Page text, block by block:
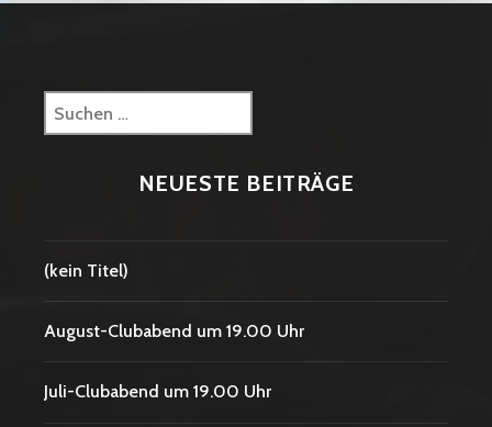
Suchen
nach:
NEUESTE BEITRÄGE
(kein Titel)
August-Clubabend um 19.00 Uhr
Juli-Clubabend um 19.00 Uhr